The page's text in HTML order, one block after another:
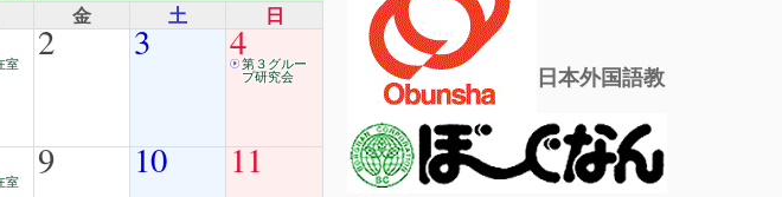
金 土 日
室 2 3 4第３グルー
プ研究会
室 9 10 11
日本外国語教